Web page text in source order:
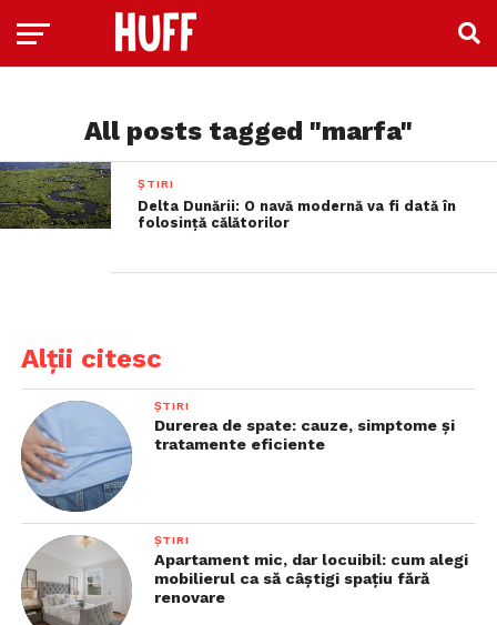
All posts tagged "marfa"
ȘTIRI
Delta Dunării: O navă modernă va fi dată în
folosinţă călătorilor
Alții citesc
ȘTIRI
Durerea de spate: cauze, simptome și
tratamente eficiente
ȘTIRI
Apartament mic, dar locuibil: cum alegi
mobilierul ca să câștigi spațiu fără
renovare